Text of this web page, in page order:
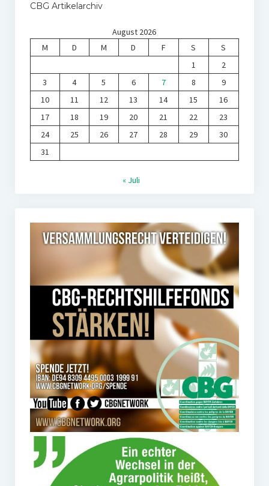
CBG Artikelarchiv
August 2026
M
D M D F S
S
1
2
3
4 5 6 7 8
9
10
11 12 13 14 15
16
17
18 19 20 21 22
23
24
25 26 27 28 29
30
31
« Juli